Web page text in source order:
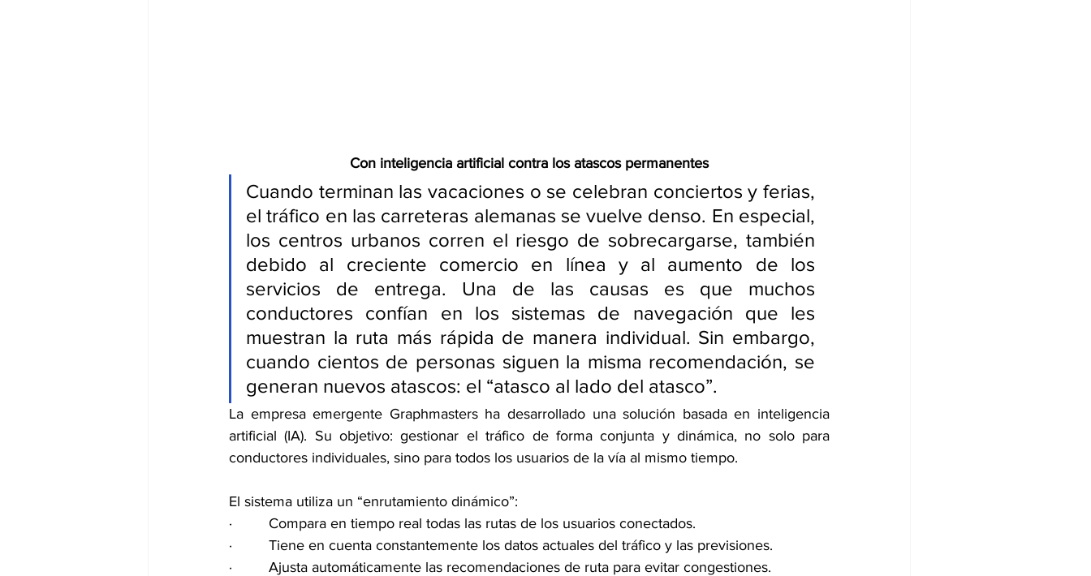
Con inteligencia artificial contra los atascos permanentes
Cuando terminan las vacaciones o se celebran conciertos y ferias,
el tráfico en las carreteras alemanas se vuelve denso. En especial,
los centros urbanos corren el riesgo de sobrecargarse, también
debido al creciente comercio en línea y al aumento de los
servicios de entrega. Una de las causas es que muchos
conductores confían en los sistemas de navegación que les
muestran la ruta más rápida de manera individual. Sin embargo,
cuando cientos de personas siguen la misma recomendación, se
generan nuevos atascos: el “atasco al lado del atasco”.
La empresa emergente Graphmasters ha desarrollado una solución basada en inteligencia
artificial (IA). Su objetivo: gestionar el tráfico de forma conjunta y dinámica, no solo para
conductores individuales, sino para todos los usuarios de la vía al mismo tiempo.
El sistema utiliza un “enrutamiento dinámico”:
·         Compara en tiempo real todas las rutas de los usuarios conectados.
·         Tiene en cuenta constantemente los datos actuales del tráfico y las previsiones.
·         Ajusta automáticamente las recomendaciones de ruta para evitar congestiones.